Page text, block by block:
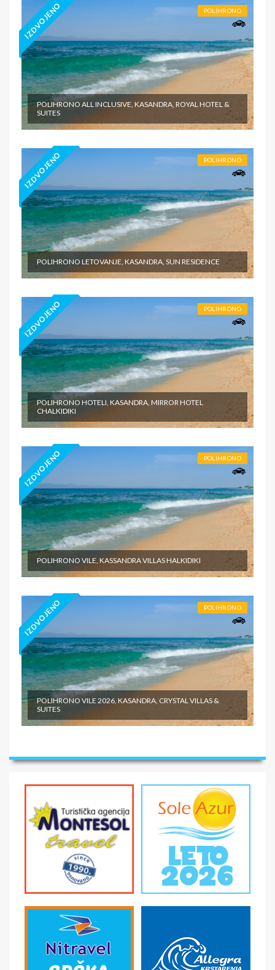
IZDVOJENO POLIHRONO
POLIHRONO ALL INCLUSIVE, KASANDRA, ROYAL HOTEL &
SUITES
IZDVOJENO POLIHRONO
POLIHRONO LETOVANJE, KASANDRA, SUN RESIDENCE
IZDVOJENO POLIHRONO
POLIHRONO HOTELI, KASANDRA, MIRROR HOTEL
CHALKIDIKI
IZDVOJENO POLIHRONO
POLIHRONO VILE, KASSANDRA VILLAS HALKIDIKI
IZDVOJENO POLIHRONO
POLIHRONO VILE 2026, KASANDRA, CRYSTAL VILLAS &
SUITES